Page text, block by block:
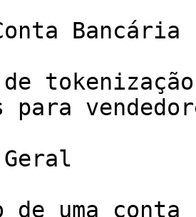
Bancária
de
para
de uma